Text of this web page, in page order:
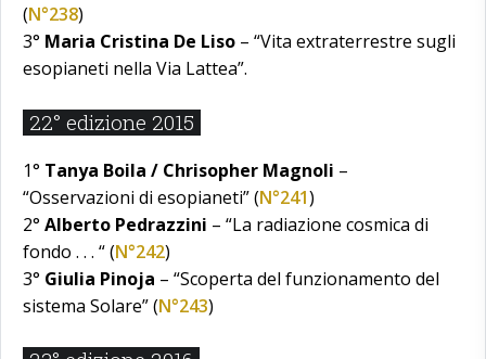
(N°238)
3° Maria Cristina De Liso – “Vita extraterrestre sugli
esopianeti nella Via Lattea”.
22° edizione 2015
1° Tanya Boila / Chrisopher Magnoli –
“Osservazioni di esopianeti” (N°241)
2° Alberto Pedrazzini – “La radiazione cosmica di
fondo . . . “ (N°242)
3° Giulia Pinoja – “Scoperta del funzionamento del
sistema Solare” (N°243)